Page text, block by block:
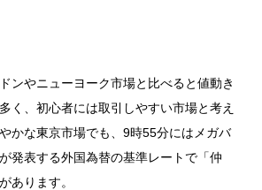
ンやニューヨーク市場と比べると値動き
く、初心者には取引しやすい市場と考え
かな東京市場でも、9時55分にはメガバ
発表する外国為替の基準レートで「仲
あります。